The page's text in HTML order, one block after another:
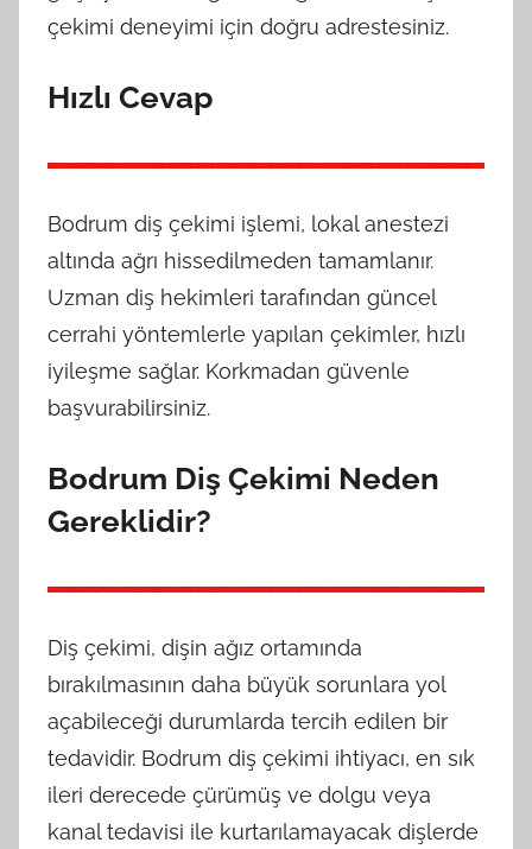
çekimi deneyimi için doğru adrestesiniz.
Hızlı Cevap
Bodrum diş çekimi işlemi, lokal anestezi
altında ağrı hissedilmeden tamamlanır.
Uzman diş hekimleri tarafından güncel
cerrahi yöntemlerle yapılan çekimler, hızlı
iyileşme sağlar. Korkmadan güvenle
başvurabilirsiniz.
Bodrum Diş Çekimi Neden
Gereklidir?
Diş çekimi, dişin ağız ortamında
bırakılmasının daha büyük sorunlara yol
açabileceği durumlarda tercih edilen bir
tedavidir. Bodrum diş çekimi ihtiyacı, en sık
ileri derecede çürümüş ve dolgu veya
kanal tedavisi ile kurtarılamayacak dişlerde